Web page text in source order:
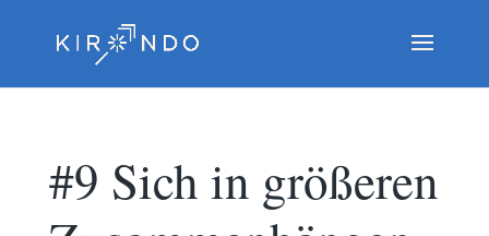
#9 Sich in größeren